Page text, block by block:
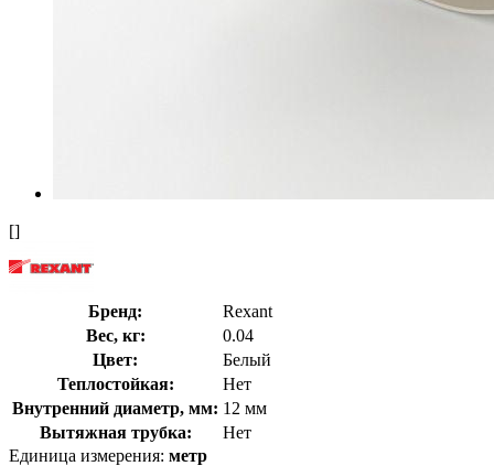
[]
Бренд:
Rexant
Вес, кг:
0.04
Цвет:
Белый
Теплостойкая:
Нет
Внутренний диаметр, мм: 12 мм
Вытяжная трубка:
Нет
Единица измерения: метр